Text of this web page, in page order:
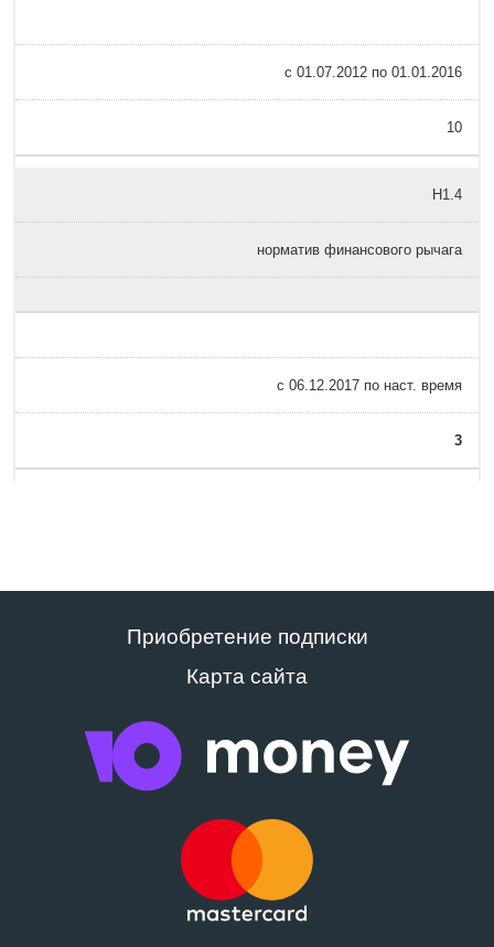
с 01.07.2012 по 01.01.2016
10
Н1.4
норматив финансового рычага
с 06.12.2017 по наст. время
3
Приобретение подписки
Карта сайта